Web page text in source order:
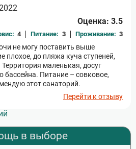
Оценка: 3.5
4 Питание: 3 Проживание: 3
не могу поставить выше
плохое, до пляжа куча ступеней,
маленькая, досуг
бассейна. Питание – совковое,
этот санаторий.
Перейти к отзыву
в выборе